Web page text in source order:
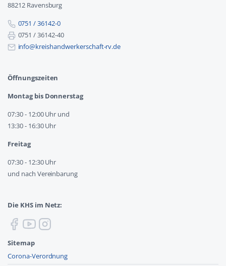
88212 Ravensburg
0751 / 36142-0
0751 / 36142-40
info@kreishandwerkerschaft-rv.de
Öffnungszeiten
Montag bis Donnerstag
07:30 - 12:00 Uhr und
13:30 - 16:30 Uhr
Freitag
07:30 - 12:30 Uhr
und nach Vereinbarung
Die KHS im Netz:
Sitemap
Corona-Verordnung